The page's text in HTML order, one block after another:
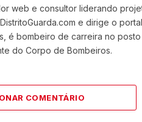
web e consultor liderando
e dirige o
é bombeiro de carreira no
do Corpo de Bombeiros.
COMENTÁRIO